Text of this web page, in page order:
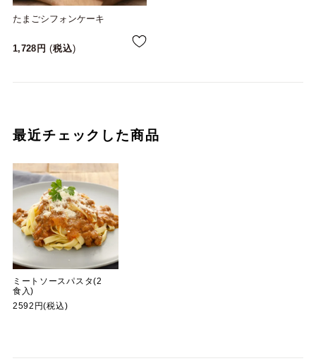
たまごシフォンケーキ
1,728 税込
最近チェックした商品
ミートソースパスタ(2
食入)
2592円(税込)